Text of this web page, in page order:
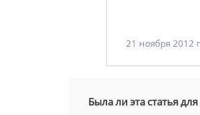
21 ноября 2012
Была ли эта статья